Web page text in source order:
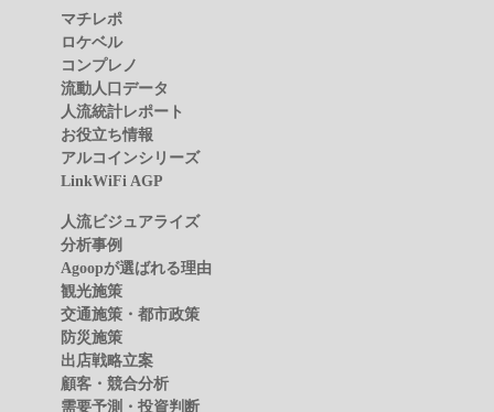
マチレポ
ロケベル
コンプレノ
流動人口データ
人流統計レポート
お役立ち情報
アルコインシリーズ
LinkWiFi AGP
人流ビジュアライズ
分析事例
Agoopが選ばれる理由
観光施策
交通施策・都市政策
防災施策
出店戦略立案
顧客・競合分析
需要予測・投資判断